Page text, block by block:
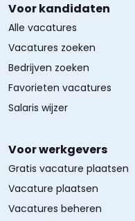
Voor kandidaten
Alle vacatures
Vacatures zoeken
Bedrijven zoeken
Favorieten vacatures
Salaris wijzer
Voor werkgevers
Gratis vacature plaatsen
Vacature plaatsen
Vacatures beheren